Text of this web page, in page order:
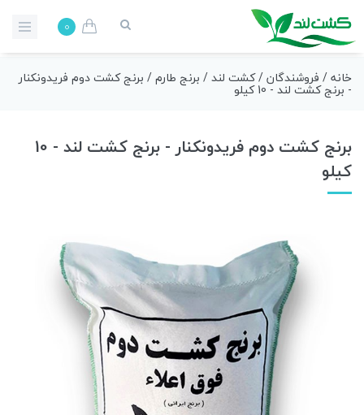
0
خانه/ فروشندگان/کشت لند/ برنج طارم/ برنج کشت دوم فریدونکنار
- برنج کشت لند - 10 کیلو
برنج کشت دوم فریدونکنار - برنج کشت لند - 10
کیلو